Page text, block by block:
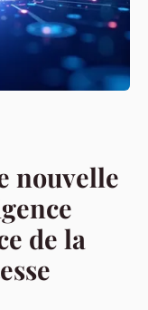
nouvelle
de la